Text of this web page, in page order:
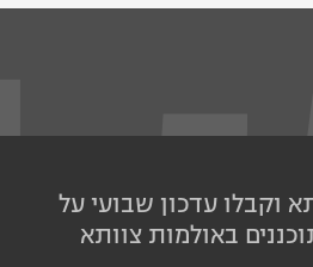
וקבלו עדכון שבועי על
באולמות צוותא